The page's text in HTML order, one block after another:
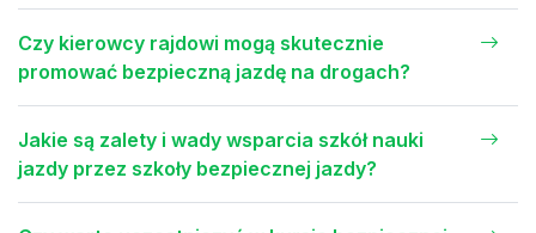
Czy kierowcy rajdowi mogą skutecznie
promować bezpieczną jazdę na drogach?
Jakie są zalety i wady wsparcia szkół nauki
jazdy przez szkoły bezpiecznej jazdy?